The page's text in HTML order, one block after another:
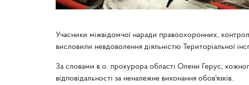
Учасники міжвідомчої наради правоохоронних,
висловили невдоволення діяльністю Територіальної
За словами в.о. прокурора області Олени Герус,
відповідальності за неналежне виконання обов'язків.